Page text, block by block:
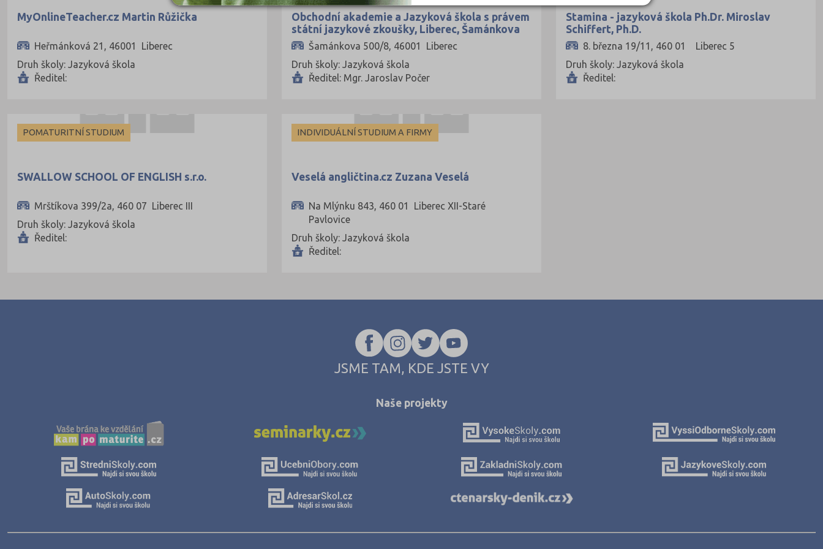
Hradec Králové (15)
Cheb (1)
Litoměřice (8)
Mladá Boleslav (8)
Náchod (7)
Nový Jičín (4)
Olomouc (15)
MyOnlineTeacher.cz Martin Růžička
Heřmánková 21, 46001 Liberec
Druh školy: Jazyková škola
Ředitel:
Obchodní akademie a Jazyková škola s právem
státní jazykové zkoušky, Liberec, Šamánkova
500/8, příspěvková organizace
Šamánkova 500/8, 46001 Liberec
Druh školy: Jazyková škola
Ředitel: Mgr. Jaroslav Počer
Stamina - jazyková škola Ph.Dr. Miroslav
Schiffert, Ph.D.
8. března 19/11, 460 01 Liberec 5
Druh školy: Jazyková škola
Ředitel:
POMATURITNÍ STUDIUM
SWALLOW SCHOOL OF ENGLISH s.r.o.
Mrštíkova 399/2a, 460 07 Liberec III
Druh školy: Jazyková škola
Ředitel:
INDIVIDUÁLNÍ STUDIUM A FIRMY
Veselá angličtina.cz Zuzana Veselá
Na Mlýnku 843, 460 01 Liberec XII-Staré
Pavlovice
Druh školy: Jazyková škola
Ředitel:
JSME TAM, KDE JSTE VY
Naše projekty